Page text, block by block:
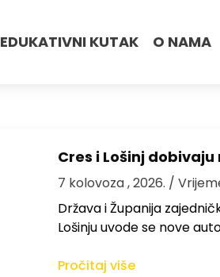
EDUKATIVNI KUTAK O NAMA
Cres i Lošinj
7 kolovoza , 2026. /
Država i Županija
Lošinju uvode se nove
Pročitaj više